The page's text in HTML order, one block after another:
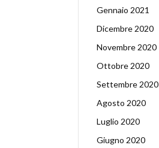
Gennaio 2021
Dicembre 2020
Novembre 2020
Ottobre 2020
Settembre 2020
Agosto 2020
Luglio 2020
Giugno 2020